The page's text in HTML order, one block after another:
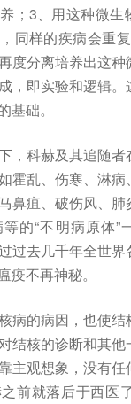
；3、用这种微生
同样的疾病会重
度分离培养出这
，即实验和逻辑。
基础。
，科赫及其追随
霍乱、伤寒、淋病
鼻疽、破伤风、
的“不明病原体”
过去几千年全世
疫不再神秘。
病的病因，也使
结核的诊断和其
主观想象，没有
前就落后于西医